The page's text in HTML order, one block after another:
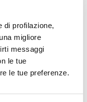
di profilazione,
migliore
messaggi
le tue
le tue preferenze.